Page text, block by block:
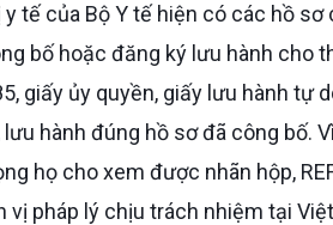
tế của Bộ Y tế hiện có các hồ sơ
bố hoặc đăng ký lưu hành cho
giấy ủy quyền, giấy lưu hành tự
hành đúng hồ sơ đã công bố.
họ cho xem được nhãn hộp,
pháp lý chịu trách nhiệm tại